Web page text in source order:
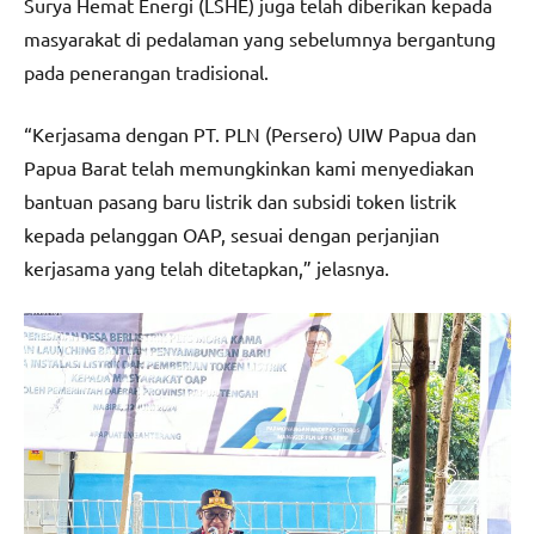
Surya Hemat Energi (LSHE) juga telah diberikan kepada
masyarakat di pedalaman yang sebelumnya bergantung
pada penerangan tradisional.
“Kerjasama dengan PT. PLN (Persero) UIW Papua dan
Papua Barat telah memungkinkan kami menyediakan
bantuan pasang baru listrik dan subsidi token listrik
kepada pelanggan OAP, sesuai dengan perjanjian
kerjasama yang telah ditetapkan,” jelasnya.